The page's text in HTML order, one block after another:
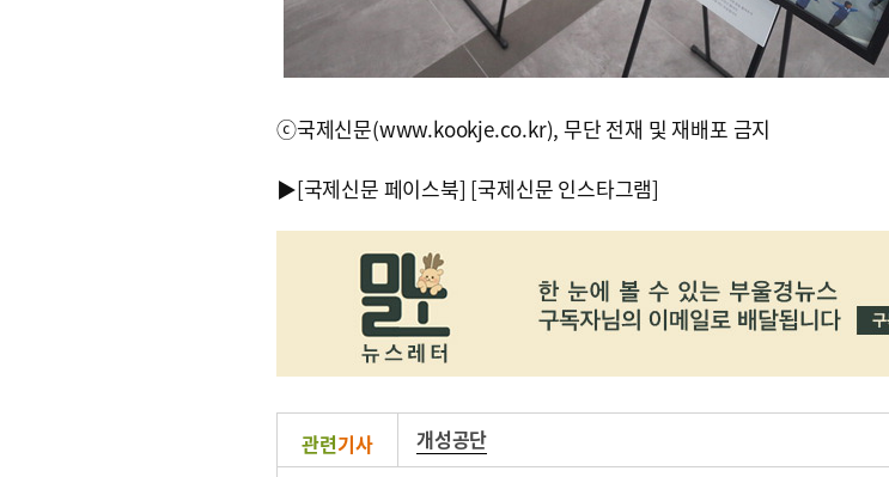
ⓒ국제신문(www.kookje.co.kr), 무단 전재 및 재배포 금지
▶[국제신문 페이스북] [국제신문 인스타그램]
관련기사 개성공단